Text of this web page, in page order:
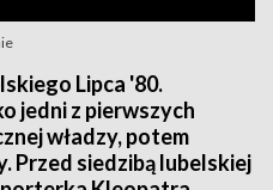
Lipca '80.
jedni z pierwszych
władzy, potem
Przed siedzibą lubelskiej